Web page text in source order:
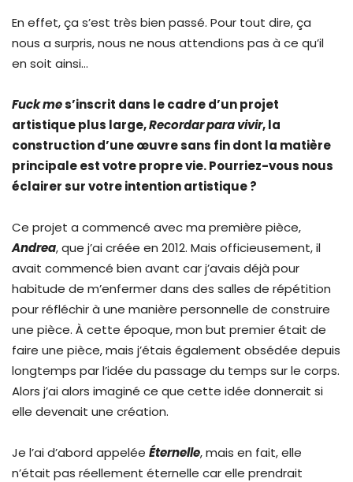
En effet, ça s’est très bien passé. Pour tout dire, ça
nous a surpris, nous ne nous attendions pas à ce qu’il
en soit ainsi…
Fuck mes’inscrit dans le cadre d’un projet
artistique plus large,Recordar para vivir, la
construction d’une œuvre sans fin dont la matière
principale est votre propre vie. Pourriez-vous nous
éclairer sur votre intention artistique ?
Ce projet a commencé avec ma première pièce,
Andrea, que j’ai créée en 2012. Mais officieusement, il
avait commencé bien avant car j’avais déjà pour
habitude de m’enfermer dans des salles de répétition
pour réfléchir à une manière personnelle de construire
une pièce. À cette époque, mon but premier était de
faire une pièce, mais j’étais également obsédée depuis
longtemps par l’idée du passage du temps sur le corps.
Alors j’ai alors imaginé ce que cette idée donnerait si
elle devenait une création.
Je l’ai d’abord appelée Éternelle, mais en fait, elle
n’était pas réellement éternelle car elle prendrait